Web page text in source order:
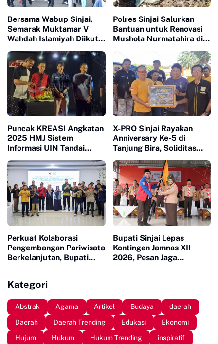
Bersama Wabup Sinjai,
Semarak Muktamar V
Wahdah Islamiyah Diikuti
Polres Sinjai Salurkan
Bantuan untuk Renovasi
Mushola Nurmatahira di
Puncak KREASI Angkatan
2025 HMJ Sistem
Informasi UIN Tandai
X-PRO Sinjai Rayakan
Anniversary Ke-5 di
Tanjung Bira, Soliditas
Terbendung
Perkuat Kolaborasi
Pengembangan Pariwisata
Berkelanjutan, Bupati
Bupati Sinjai Lepas
Kontingen Jamnas XII
2026, Pesan Jaga
Kategori
Abstrak Agama Artikel Budaya
daerah
Daerah
Daerah Trending Edukasi
Ekonomi
Hujum
Hukum Hukum Trending
inspiratif